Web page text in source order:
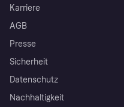
Karriere
AGB
Presse
Sicherheit
Datenschutz
Nachhaltigkeit